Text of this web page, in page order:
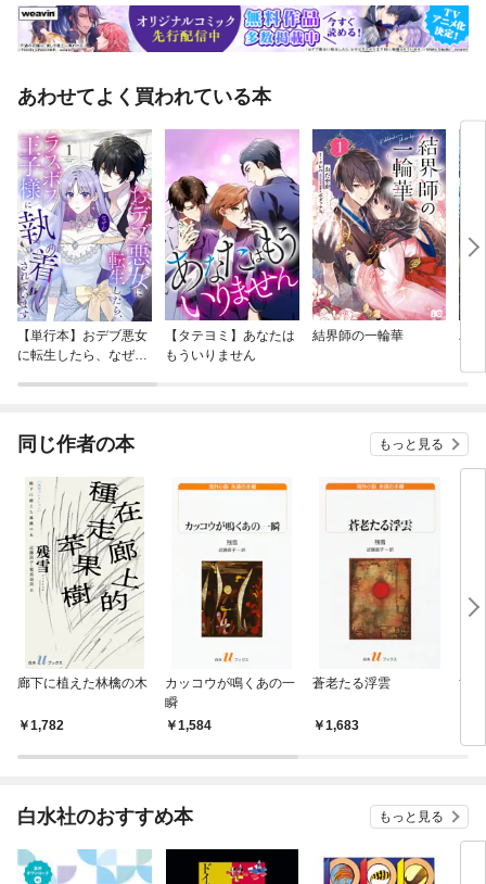
あわせてよく買われている本
【単行本】おデブ悪女
に転生したら、なぜか
【タテヨミ】あなたは
もういりません
結界師の一輪華
バ
今
同じ作者の本 もっと見る
廊下に植えた林檎の木
1,782
カッコウが鳴くあの一
瞬
1,584
蒼老たる浮雲
1,683
黄
白水社のおすすめ本 もっと見る